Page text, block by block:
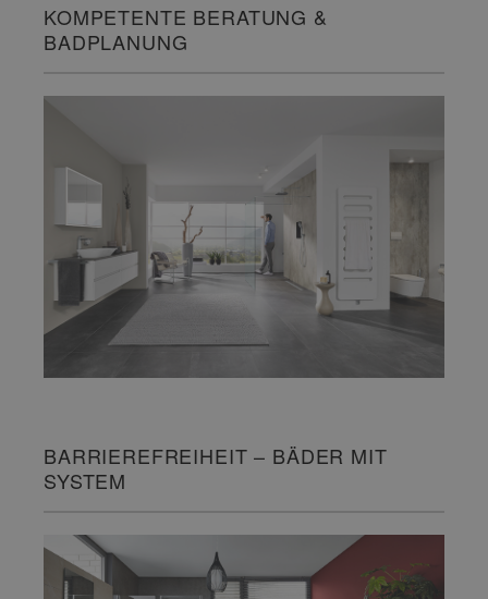
KOMPETENTE BERATUNG &
BADPLANUNG
BARRIEREFREIHEIT – BÄDER MIT
SYSTEM